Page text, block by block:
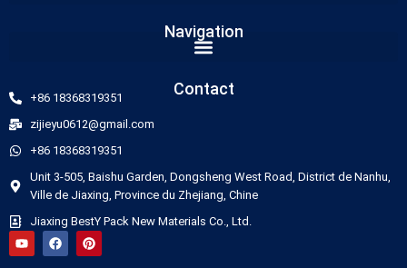
Navigation
Contact
+86 18368319351
zijieyu0612@gmail.com
+86 18368319351
Unit 3-505, Baishu Garden, Dongsheng West Road, District de Nanhu,
Ville de Jiaxing, Province du Zhejiang, Chine
Jiaxing BestY Pack New Materials Co., Ltd.